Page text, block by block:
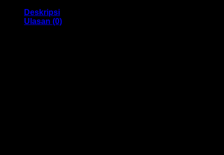
Deskripsi
Ulasan (0)